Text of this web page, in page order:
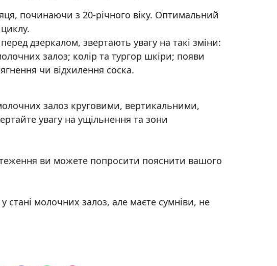
починаючи з 20-річного віку. Оптимальний
дзеркалом, звертають увагу на такі зміни:
залоз; колір та тургор шкіри; появи
чи відхилення соска.
залоз круговими, вертикальними,
увагу на ущільнення та зони
ви можете попросити пояснити вашого
молочних залоз, але маєте сумніви, не